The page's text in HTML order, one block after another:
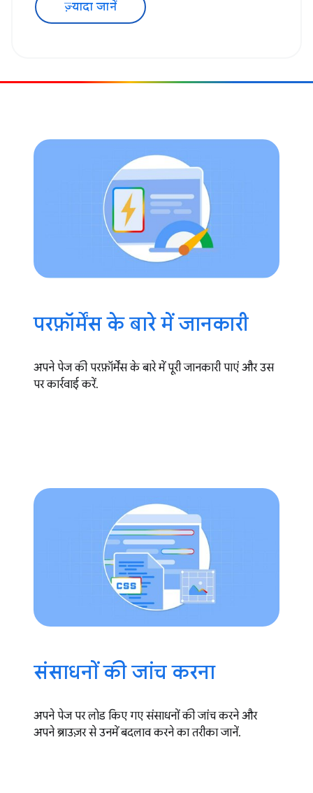
ज़्यादा जानें
परफ़ॉर्मेंस के बारे में जानकारी
अपने पेज की परफ़ॉर्मेंस के बारे में पूरी जानकारी पाएं और उस
पर कार्रवाई करें.
संसाधनों की जांच करना
अपने पेज पर लोड किए गए संसाधनों की जांच करने और
अपने ब्राउज़र से उनमें बदलाव करने का तरीका जानें.